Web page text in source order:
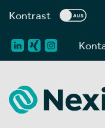
Kontrast